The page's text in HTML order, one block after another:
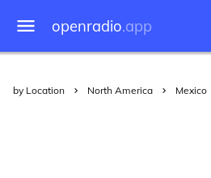
openradio.app
by Location North America Mexico